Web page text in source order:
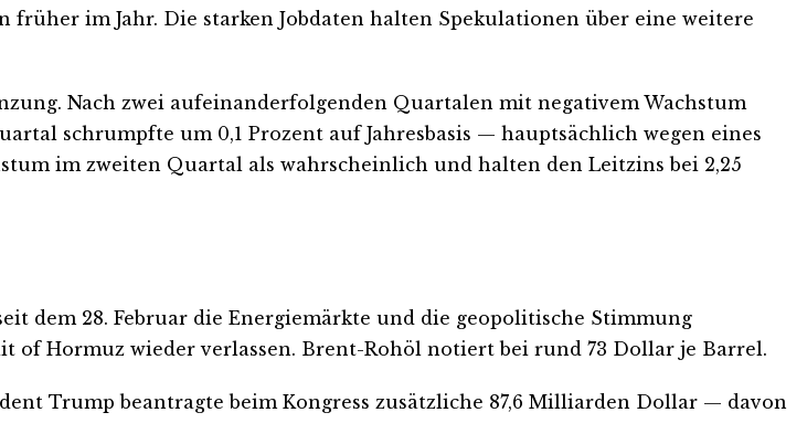
im Jahr. Die starken Jobdaten halten Spekulationen über eine weitere
Nach zwei aufeinanderfolgenden Quartalen mit negativem Wachstum
schrumpfte um 0,1 Prozent auf Jahresbasis — hauptsächlich wegen eines
im zweiten Quartal als wahrscheinlich und halten den Leitzins bei 2,25
dem 28. Februar die Energiemärkte und die geopolitische Stimmung
of Hormuz wieder verlassen. Brent-Rohöl notiert bei rund 73 Dollar je Barrel.
Trump beantragte beim Kongress zusätzliche 87,6 Milliarden Dollar — davon